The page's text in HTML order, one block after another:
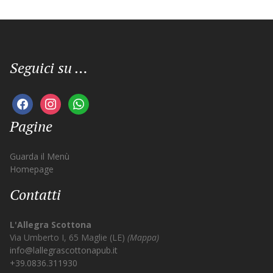
Seguici su …
facebookinstagramwhatsapp
Pagine
Guarda il Menù
Homepage
Contatti
L'Allegra Scottona
Via Umberto I, 65 Maglie (LE) (Mappa)
info@lallegrascottonapub.it
+39.0836.311930